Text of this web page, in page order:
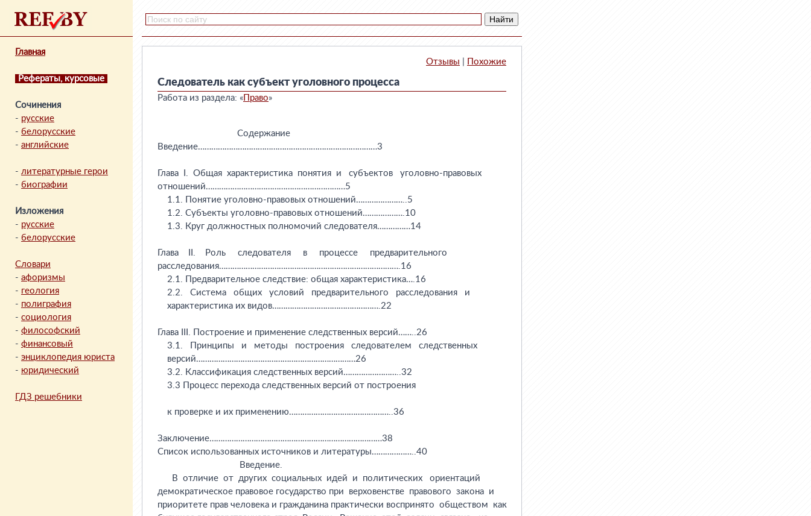
Главная
Рефераты, курсовые
Сочинения
- русские
- белорусские
- английские
- литературные герои
- биографии
Изложения
- русские
- белорусские
Словари
- афоризмы
- геология
- полиграфия
- социология
- философский
- финансовый
- энциклопедия юриста
- юридический
ГДЗ решебники
Отзывы Похожие
Следователь как субъект уголовного процесса
Работа из раздела: « Право»